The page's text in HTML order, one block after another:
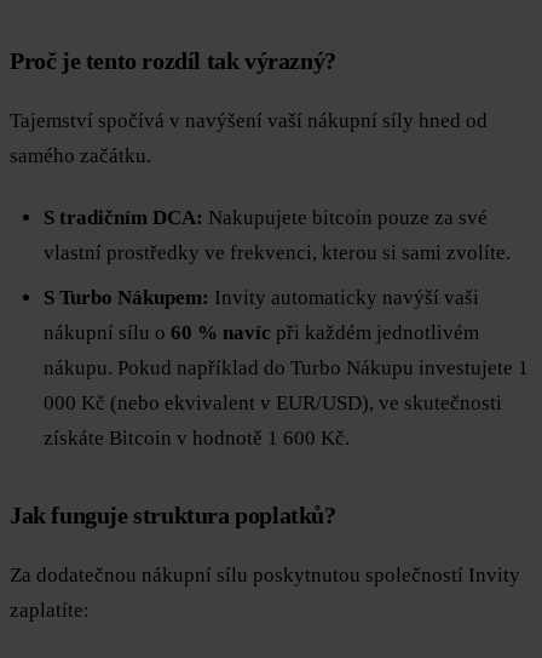
Proč je tento rozdíl tak výrazný?
Tajemství spočívá v navýšení vaší nákupní síly hned od
samého začátku.
S tradičním DCA: Nakupujete bitcoin pouze za své
vlastní prostředky ve frekvenci, kterou si sami zvolíte.
S Turbo Nákupem: Invity automaticky navýší vaši
nákupní sílu o 60 % navíc při každém jednotlivém
nákupu. Pokud například do Turbo Nákupu investujete 1
000 Kč (nebo ekvivalent v EUR/USD), ve skutečnosti
získáte Bitcoin v hodnotě 1 600 Kč.
Jak funguje struktura poplatků?
Za dodatečnou nákupní sílu poskytnutou společností Invity
zaplatíte: